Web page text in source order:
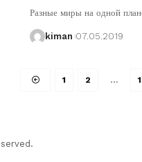
Разные миры на одной
kiman 07.05.2019
1 2 …